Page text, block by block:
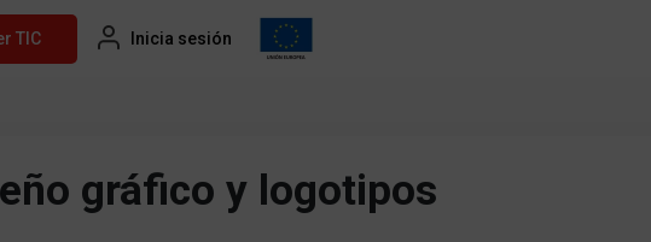
TIC Inicia sesión
gráfico y logotipos